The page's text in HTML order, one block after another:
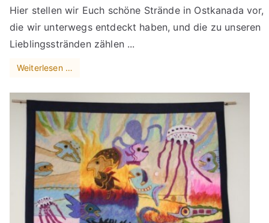
Hier stellen wir Euch schöne Strände in Ostkanada vor,
die wir unterwegs entdeckt haben, und die zu unseren
Lieblingsstränden zählen ...
Weiterlesen …